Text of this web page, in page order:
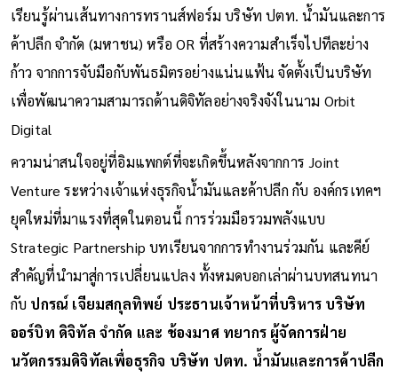
เรียนรู้ผ่านเส้นทางการทรานส์ฟอร์ม บริษัท ปตท. น้ำมันและการ
ค้าปลีก จำกัด (มหาชน) หรือ OR ที่สร้างความสำเร็จไปทีละย่าง
ก้าว จากการจับมือกับพันธมิตรอย่างแน่นแฟ้น จัดตั้งเป็นบริษัท
เพื่อพัฒนาความสามารถด้านดิจิทัลอย่างจริงจังในนาม Orbit
Digital
ความน่าสนใจอยู่ที่อิมแพกต์ที่จะเกิดขึ้นหลังจากการ Joint
Venture ระหว่างเจ้าแห่งธุรกิจน้ำมันและค้าปลีก กับ องค์กรเทคฯ
ยุคใหม่ที่มาแรงที่สุดในตอนนี้ การร่วมมือรวมพลังแบบ
Strategic Partnership บทเรียนจากการทำงานร่วมกัน และคีย์
สำคัญที่นำมาสู่การเปลี่ยนแปลง ทั้งหมดบอกเล่าผ่านบทสนทนา
กับ ปกรณ์ เจียมสกุลทิพย์ ประธานเจ้าหน้าที่บริหาร บริษัท
ออร์บิท ดิจิทัล จำกัด และ ช้องมาศ ทยากร ผู้จัดการฝ่าย
นวัตกรรมดิจิทัลเพื่อธุรกิจ บริษัท ปตท. น้ำมันและการค้าปลีก